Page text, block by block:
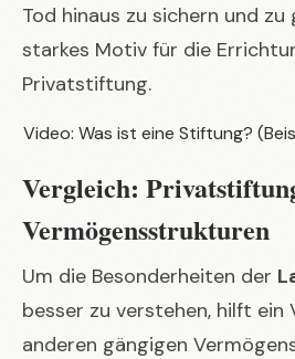
Tod hinaus zu sichern und
starkes Motiv für die
Privatstiftung.
Video: Was ist eine Stiftung?
Vergleich:
Vermögensstrukturen
Um die Besonderheiten der
besser zu verstehen, hilft ein
anderen gängigen